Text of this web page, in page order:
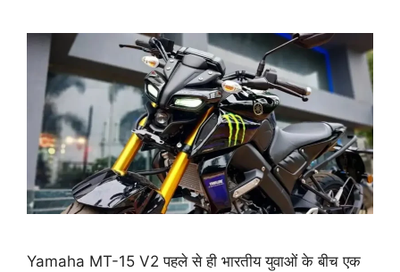
Yamaha MT-15 V2 पहले से ही भारतीय युवाओं के बीच एक